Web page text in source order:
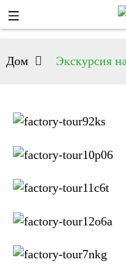
Дом Экскурсия